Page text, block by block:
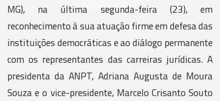
MG), na última segunda-feira (23), em
reconhecimento à sua atuação firme em defesa das
instituições democráticas e ao diálogo permanente
com os representantes das carreiras jurídicas. A
presidenta da ANPT, Adriana Augusta de Moura
Souza e o vice-presidente, Marcelo Crisanto Souto